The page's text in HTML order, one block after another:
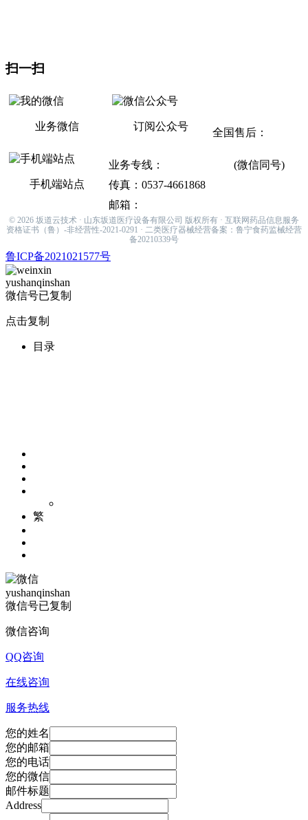
扫一扫
业务微信 订阅公众号
手机端站点
全国售后：
业务专线：
(微信同号)
传真：0537-4661868
邮箱：
© 2026 坂道云技术 · 山东坂道医疗设备有限公司 版权所有 · 互联网药品信息服务
资格证书（鲁）-非经营性-2021-0291 · 二类医疗器械经营备案：鲁宁食药监械经营
备20210339号
鲁ICP备2021021577号
yushanqinshan
微信号已复制
点击复制
目录
繁
yushanqinshan
微信号已复制
微信咨询
QQ咨询
在线咨询
服务热线
您的姓名
您的邮箱
您的电话
您的微信
邮件标题
Address